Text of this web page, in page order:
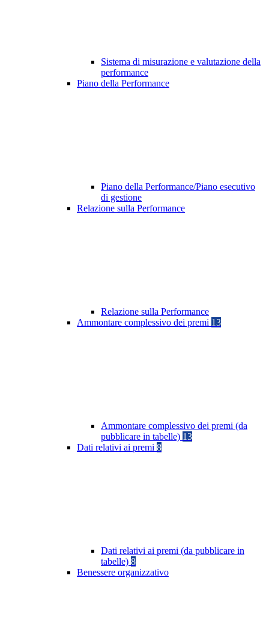
Sistema di misurazione e valutazione della
performance
Piano della Performance
Piano della Performance/Piano esecutivo
di gestione
Relazione sulla Performance
Relazione sulla Performance
Ammontare complessivo dei premi 13
Ammontare complessivo dei premi (da
pubblicare in tabelle) 13
Dati relativi ai premi 8
Dati relativi ai premi (da pubblicare in
tabelle) 8
Benessere organizzativo